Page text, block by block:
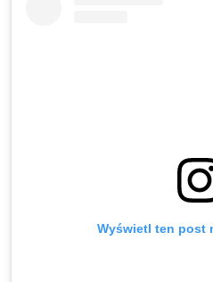
Wyświetl ten post